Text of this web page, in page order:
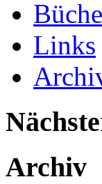
Links
Archiv